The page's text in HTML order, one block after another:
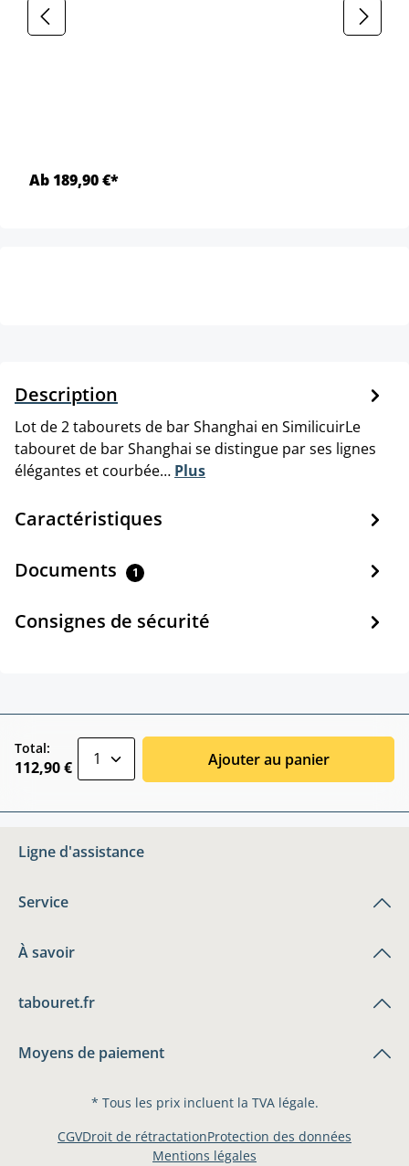
Ab 189,90 €*
Description
Lot de 2 tabourets de bar Shanghai en SimilicuirLe
tabouret de bar Shanghai se distingue par ses lignes
élégantes et courbée… Plus
Caractéristiques
Documents 1
Consignes de sécurité
Total:
112,90 € Ajouter au panier
Ligne d'assistance
Service
À savoir
tabouret.fr
Moyens de paiement
* Tous les prix incluent la TVA légale.
CGVDroit de rétractationProtection des données
Mentions légales